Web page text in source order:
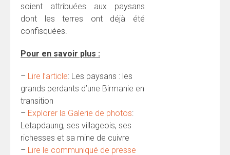
soient attribuées aux paysans
dont les terres ont déjà été
confisquées.
Pour en savoir plus :
– Lire l’article: Les paysans : les
grands perdants d’une Birmanie en
transition
– Explorer la Galerie de photos:
Letapdaung, ses villageois, ses
richesses et sa mine de cuivre
– Lire le communiqué de presse